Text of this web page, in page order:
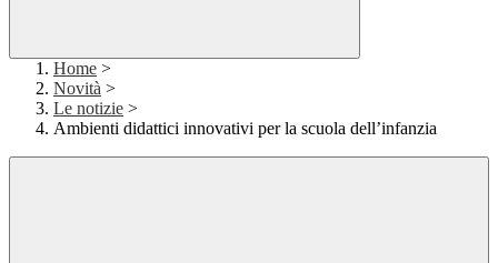
Home >
Novità >
Le notizie >
Ambienti didattici innovativi per la scuola dell’infanzia